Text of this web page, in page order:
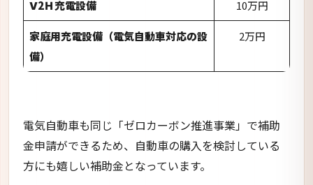
申請期間
補助の対象となるのは、令和5年4月1日以降に設置ま
申請期間は令和6年4月30日からの予定となってい
て、設備購入期間と申請期間は違いがあるため、申
請を検討している方は注意しましょう。